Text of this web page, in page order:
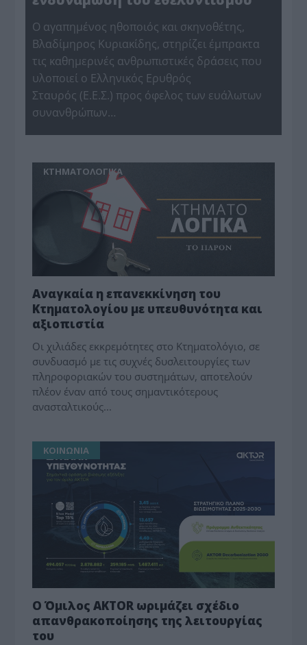
Ο αγαπημένος ηθοποιός και σκηνοθέτης,
Βλαδίμηρος Κυριακίδης, στηρίζει έμπρακτα
τις καθημερινές ανθρωπιστικές δράσεις που
υλοποιεί ο Ελληνικός Ερυθρός
Σταυρός (Ε.Ε.Σ.) προς όφελος των ευάλωτων
συνανθρώπων…
ΚΤΗΜΑΤΟΛΟΓΙΚΑ
Αναγκαία η επανεκκίνηση του
Κτηματολογίου με υπευθυνότητα και
αξιοπιστία
Οι χιλιάδες εκκρεμότητες στο Κτηματολόγιο, σε
συνδυασμό με τις συχνές δυσλειτουργίες των
πληροφοριακών του συστημάτων, αποτελούν
πλέον έναν από τους σημαντικότερους
ανασταλτικούς...
ΚΟΙΝΩΝΙΑ
Ο Όμιλος AKTOR ωριμάζει σχέδιο
απανθρακοποίησης της λειτουργίας
του